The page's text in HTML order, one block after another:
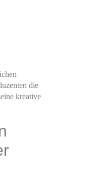
die
kreative